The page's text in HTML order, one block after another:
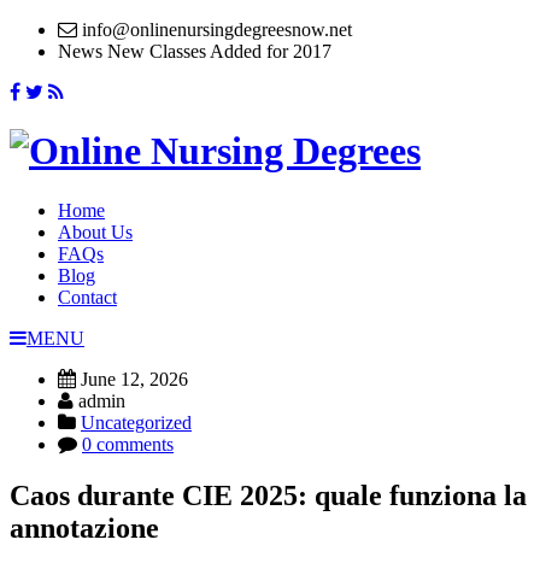
info@onlinenursingdegreesnow.net
News New Classes Added for 2017
Home
About Us
FAQs
Blog
Contact
MENU
June 12, 2026
admin
Uncategorized
0 comments
Caos durante CIE 2025: quale funziona la
annotazione